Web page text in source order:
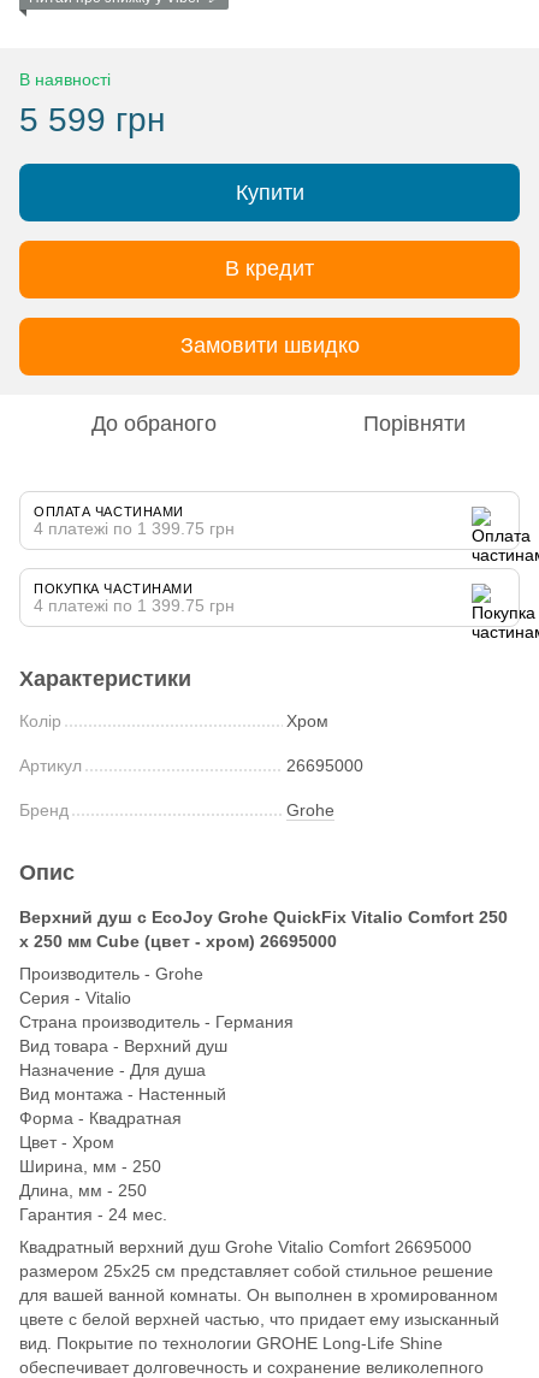
В наявності
5 599 грн
Купити
В кредит
Замовити швидко
До обраного Порівняти
ОПЛАТА ЧАСТИНАМИ
4 платежі по 1 399.75 грн
ПОКУПКА ЧАСТИНАМИ
4 платежі по 1 399.75 грн
Характеристики
Колір Хром
Артикул 26695000
Бренд Grohe
Опис
Верхний душ с EcoJoy Grohe QuickFix Vitalio Comfort 250
х 250 мм Cube (цвет - хром) 26695000
Производитель - Grohe
Серия - Vitalio
Страна производитель - Германия
Вид товара - Верхний душ
Назначение - Для душа
Вид монтажа - Настенный
Форма - Квадратная
Цвет - Хром
Ширина, мм - 250
Длина, мм - 250
Гарантия - 24 мес.
Квадратный верхний душ Grohe Vitalio Comfort 26695000
размером 25x25 см представляет собой стильное решение
для вашей ванной комнаты. Он выполнен в хромированном
цвете с белой верхней частью, что придает ему изысканный
вид. Покрытие по технологии GROHE Long-Life Shine
обеспечивает долговечность и сохранение великолепного